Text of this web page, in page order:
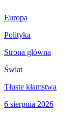
Europa
Polityka
Strona główna
Świat
Tłuste kłamstwa
6 sierpnia 2026